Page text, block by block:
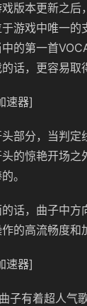
版本更新之
游戏中唯一的
的第一首
话，更容易取
速器]
部分，当判定
的惊艳开场
。
话，曲子中方
的高流畅度和
速器]
子有着超人气